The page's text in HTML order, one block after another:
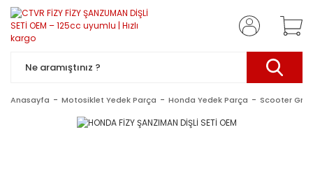
Anasayfa Motosiklet Yedek Parça Honda Yedek Parça Scooter